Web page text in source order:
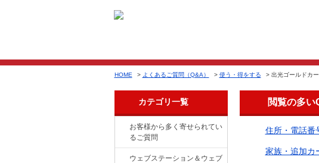
HOME > よくあるご質問（Q&A） > 使う・得をする > 出光ゴールドカ
カテゴリ一覧
お客様から多く寄せられてい
るご質問
ウェブステーション＆ウェブ
閲覧の多い
住所・電話番
家族・追加カ